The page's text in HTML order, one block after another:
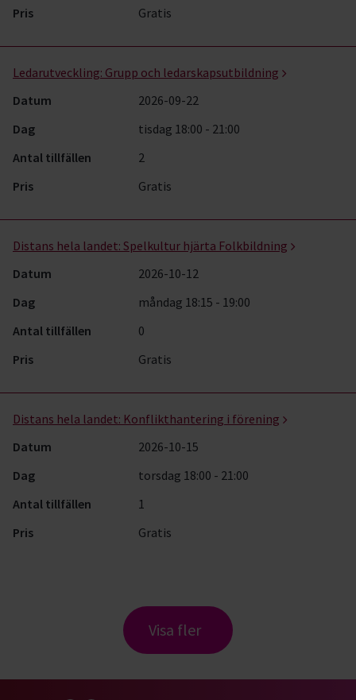
Pris
Gratis
Ledarutveckling: Grupp och ledarskapsutbildning
Datum
2026-09-22
Dag
tisdag 18:00 - 21:00
Antal tillfällen
2
Pris
Gratis
Distans hela landet: Spelkultur hjärta Folkbildning
Datum
2026-10-12
Dag
måndag 18:15 - 19:00
Antal tillfällen
0
Pris
Gratis
Distans hela landet: Konflikthantering i förening
Datum
2026-10-15
Dag
torsdag 18:00 - 21:00
Antal tillfällen
1
Pris
Gratis
Visa fler